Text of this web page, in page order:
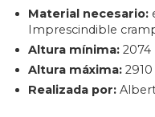
Material necesario:
Imprescindible
Altura mínima:
Altura máxima:
Realizada por: